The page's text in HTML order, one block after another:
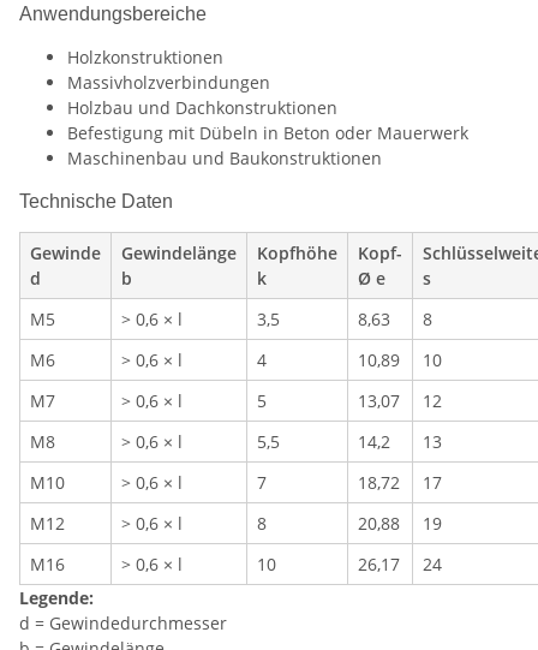
Anwendungsbereiche
Holzkonstruktionen
Massivholzverbindungen
Holzbau und Dachkonstruktionen
Befestigung mit Dübeln in Beton oder Mauerwerk
Maschinenbau und Baukonstruktionen
Technische Daten
Gewinde
d
Gewindelänge
b
Kopfhöhe
k
Kopf-
Ø e
s
M5
> 0,6 × l 3,5 8,63
8
M6
> 0,6 × l 4 10,89
10
M7
> 0,6 × l 5 13,07
12
M8
> 0,6 × l 5,5 14,2
13
M10
> 0,6 × l 7 18,72
17
M12
> 0,6 × l 8 20,88
19
M16
> 0,6 × l 10 26,17
24
Legende:
d = Gewindedurchmesser